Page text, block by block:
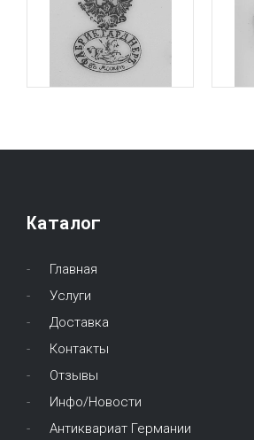
Каталог
Главная
Услуги
Доставка
Контакты
Отзывы
Инфо/Новости
Антиквариат Германии